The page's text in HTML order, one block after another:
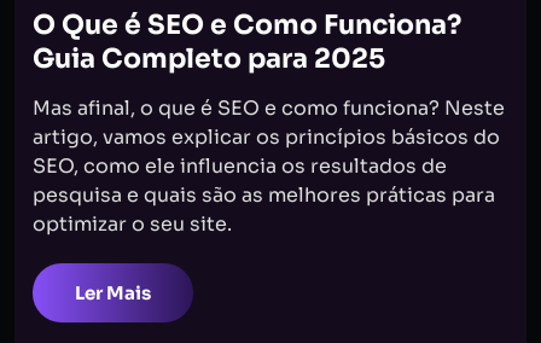
O Que é SEO e Como Funciona?
Guia Completo para 2025
Mas afinal, o que é SEO e como funciona? Neste
artigo, vamos explicar os princípios básicos do
SEO, como ele influencia os resultados de
pesquisa e quais são as melhores práticas para
optimizar o seu site.
Ler Mais